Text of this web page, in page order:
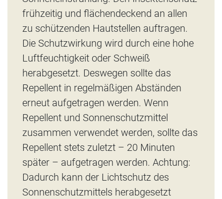
frühzeitig und flächendeckend an allen
zu schützenden Hautstellen auftragen.
Die Schutzwirkung wird durch eine hohe
Luftfeuchtigkeit oder Schweiß
herabgesetzt. Deswegen sollte das
Repellent in regelmäßigen Abständen
erneut aufgetragen werden. Wenn
Repellent und Sonnenschutzmittel
zusammen verwendet werden, sollte das
Repellent stets zuletzt – 20 Minuten
später – aufgetragen werden. Achtung:
Dadurch kann der Lichtschutz des
Sonnenschutzmittels herabgesetzt